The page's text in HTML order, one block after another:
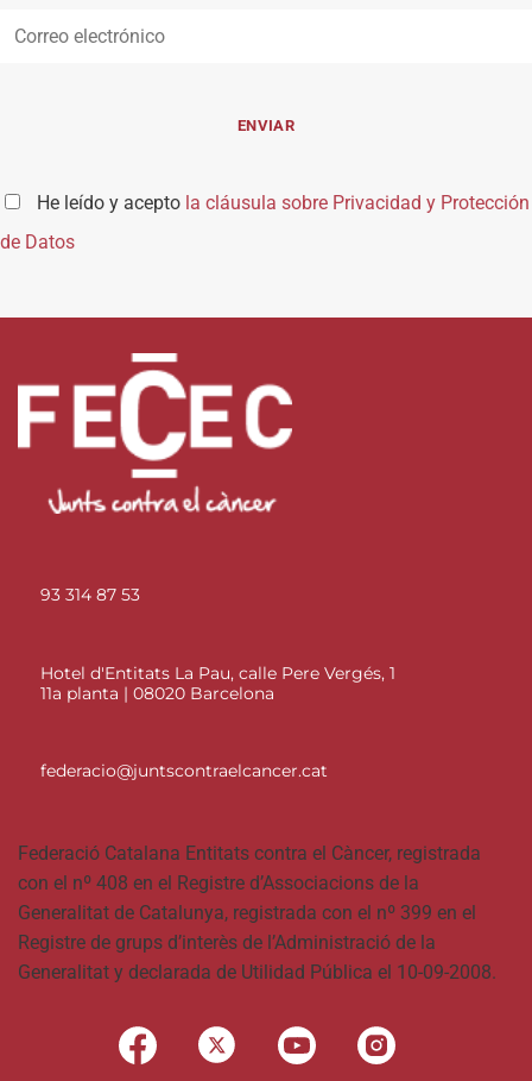
He leído y acepto la cláusula sobre Privacidad y Protección
de Datos
93 314 87 53
Hotel d'Entitats La Pau, calle Pere Vergés, 1
11a planta | 08020 Barcelona
federacio@juntscontraelcancer.cat
Federació Catalana Entitats contra el Càncer, registrada
con el nº 408 en el Registre d’Associacions de la
Generalitat de Catalunya, registrada con el nº 399 en el
Registre de grups d’interès de l’Administració de la
Generalitat y declarada de Utilidad Pública el 10-09-2008.